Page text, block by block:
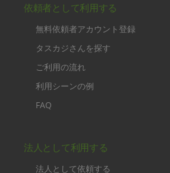
依頼者として利用する
無料依頼者アカウント登録
タスカジさんを探す
ご利用の流れ
利用シーンの例
FAQ
法人として利用する
法人として依頼する